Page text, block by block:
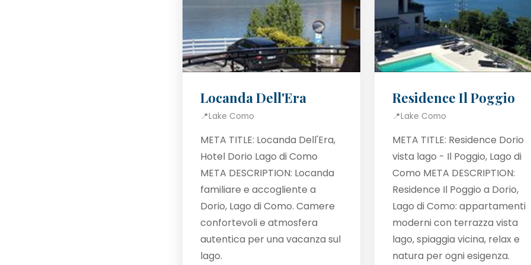
Locanda Dell'Era
📍Lake Como
META TITLE: Locanda Dell'Era,
Hotel Dorio Lago di Como
META DESCRIPTION: Locanda
familiare e accogliente a
Dorio, Lago di Como. Camere
confortevoli e atmosfera
autentica per una vacanza sul
lago.
Residence Il Poggio
📍Lake Como
META TITLE: Residence Dorio
vista lago - Il Poggio, Lago di
Como META DESCRIPTION:
Residence Il Poggio a Dorio,
Lago di Como: appartamenti
moderni con terrazza vista
lago, spiaggia vicina, relax e
natura per ogni esigenza.